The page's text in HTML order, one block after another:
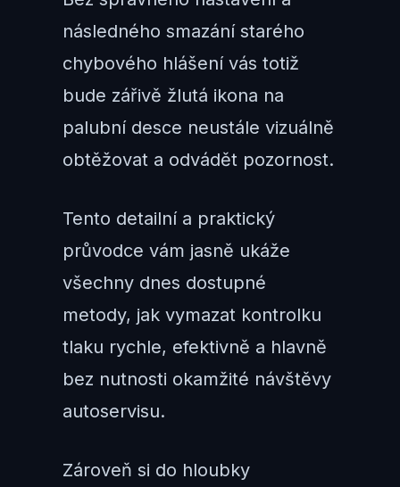
následného smazání starého
chybového hlášení vás totiž
bude zářivě žlutá ikona na
palubní desce neustále vizuálně
obtěžovat a odvádět pozornost.
Tento detailní a praktický
průvodce vám jasně ukáže
všechny dnes dostupné
metody, jak vymazat kontrolku
tlaku rychle, efektivně a hlavně
bez nutnosti okamžité návštěvy
autoservisu.
Zároveň si do hloubky